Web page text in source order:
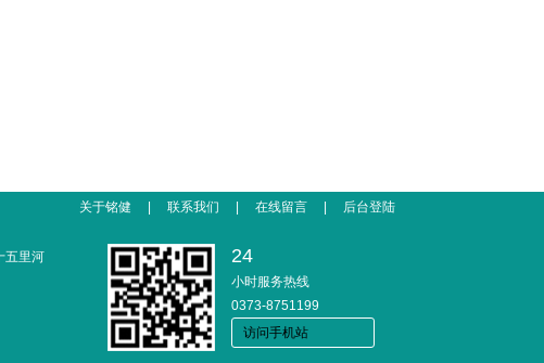
后台登陆
在线留言
联系我们
关于铭健
五里河
24
小时服务热线
0373-8751199
访问手机站